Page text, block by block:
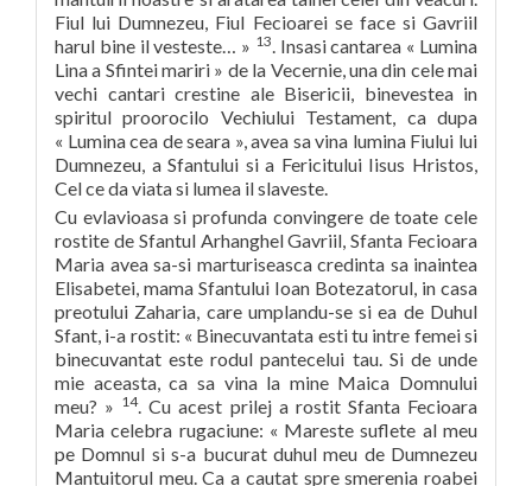
Fiul lui Dumnezeu, Fiul Fecioarei se face si Gavriil
harul bine il vesteste… » 13. Insasi cantarea « Lumina
Lina a Sfintei mariri » de la Vecernie, una din cele mai
vechi cantari crestine ale Bisericii, binevestea in
spiritul proorocilo Vechiului Testament, ca dupa
« Lumina cea de seara », avea sa vina lumina Fiului lui
Dumnezeu, a Sfantului si a Fericitului Iisus Hristos,
Cel ce da viata si lumea il slaveste.
Cu evlavioasa si profunda convingere de toate cele
rostite de Sfantul Arhanghel Gavriil, Sfanta Fecioara
Maria avea sa-si marturiseasca credinta sa inaintea
Elisabetei, mama Sfantului Ioan Botezatorul, in casa
preotului Zaharia, care umplandu-se si ea de Duhul
Sfant, i-a rostit: « Binecuvantata esti tu intre femei si
binecuvantat este rodul pantecelui tau. Si de unde
mie aceasta, ca sa vina la mine Maica Domnului
meu? » 14. Cu acest prilej a rostit Sfanta Fecioara
Maria celebra rugaciune: « Mareste suflete al meu
pe Domnul si s-a bucurat duhul meu de Dumnezeu
Mantuitorul meu. Ca a cautat spre smerenia roabei